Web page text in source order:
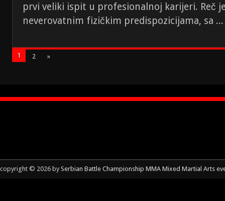
prvi veliki ispit u profesionalnoj karijeri. Reč
neverovatnim fizičkim predispozicijama, sa
1 2 »
copyright © 2026 by Serbian Battle Championship MMA Mixed Martial Arts